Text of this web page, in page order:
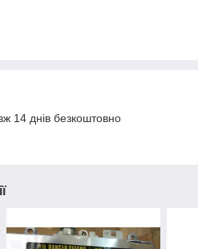
14 днів безкоштовно